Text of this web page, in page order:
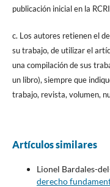
publicación inicial en la
c. Los autores retienen el
su trabajo, de utilizar el
una compilación de sus
un libro), siempre que
trabajo, revista, volumen,
Artículos similares
Lionel Bardales-
derecho